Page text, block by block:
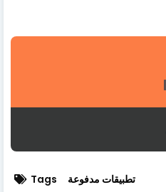
Tags تطبيقات مدفوعة